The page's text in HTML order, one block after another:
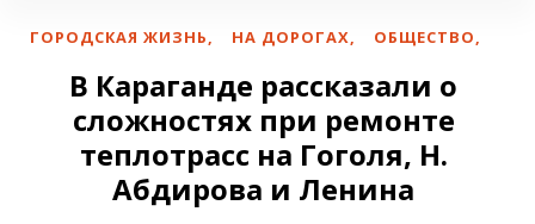
ГОРОДСКАЯ ЖИЗНЬ, НА ДОРОГАХ, ОБЩЕСТВО,
В Караганде рассказали о
сложностях при ремонте
теплотрасс на Гоголя, Н.
Абдирова и Ленина